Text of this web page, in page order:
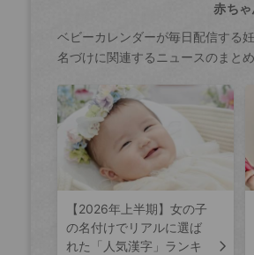
赤ち
ベビーカレンダーが毎日配信する
名づけに関連するニュースのまと
【2026年上半期】女の子
の名付けでリアルに選ば
れた「人気漢字」ランキ